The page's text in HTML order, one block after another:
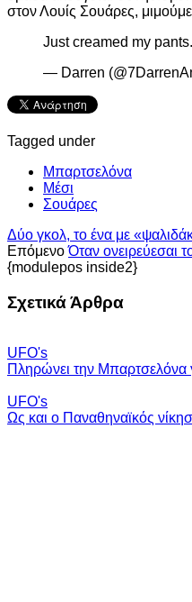
στον Λουίς Σουάρες,
Just creamed my pants.
— Darren
Tagged under
Μπαρτσελόνα
Μέσι
Σουάρες
Δύο γκολ, το ένα με
ΕπόμενοΌταν ονειρεύεσαι
{modulepos inside2}
Σχετικά Άρθρα
UFO's
Πληρώνει την Μπαρτσελόνα
UFO's
Ως και ο Παναθηναϊκός